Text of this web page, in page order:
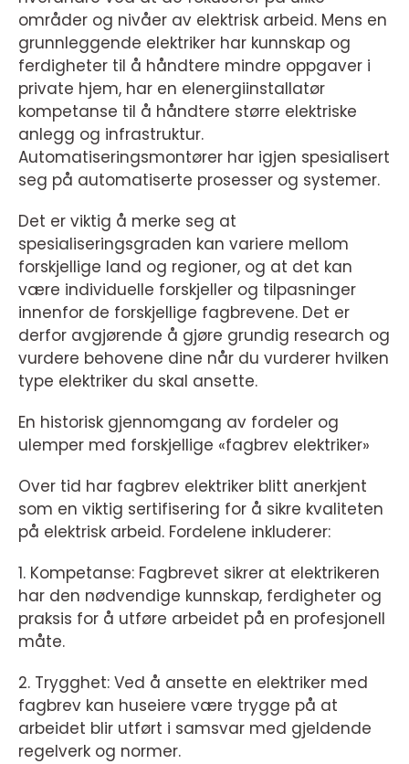
områder og nivåer av elektrisk arbeid. Mens en
grunnleggende elektriker har kunnskap og
ferdigheter til å håndtere mindre oppgaver i
private hjem, har en elenergiinstallatør
kompetanse til å håndtere større elektriske
anlegg og infrastruktur.
Automatiseringsmontører har igjen spesialisert
seg på automatiserte prosesser og systemer.
Det er viktig å merke seg at
spesialiseringsgraden kan variere mellom
forskjellige land og regioner, og at det kan
være individuelle forskjeller og tilpasninger
innenfor de forskjellige fagbrevene. Det er
derfor avgjørende å gjøre grundig research og
vurdere behovene dine når du vurderer hvilken
type elektriker du skal ansette.
En historisk gjennomgang av fordeler og
ulemper med forskjellige «fagbrev elektriker»
Over tid har fagbrev elektriker blitt anerkjent
som en viktig sertifisering for å sikre kvaliteten
på elektrisk arbeid. Fordelene inkluderer:
1. Kompetanse: Fagbrevet sikrer at elektrikeren
har den nødvendige kunnskap, ferdigheter og
praksis for å utføre arbeidet på en profesjonell
måte.
2. Trygghet: Ved å ansette en elektriker med
fagbrev kan huseiere være trygge på at
arbeidet blir utført i samsvar med gjeldende
regelverk og normer.